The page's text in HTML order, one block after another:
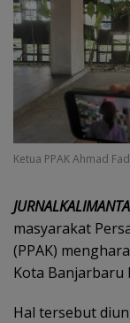
Ketua PPAK Ahmad
masyarakat
(PPAK)
Kota Banjarbaru
Hal tersebut